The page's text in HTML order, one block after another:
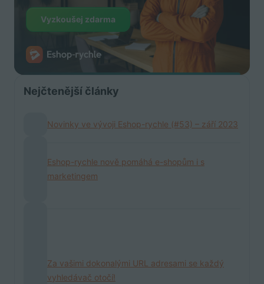
Vyzkoušej zdarma
Nejčtenější články
Novinky ve vývoji Eshop-rychle (#53) – září 2023
Eshop-rychle nově pomáhá e-shopům i s
marketingem
Za vašimi dokonalými URL adresami se každý
vyhledávač otočí!